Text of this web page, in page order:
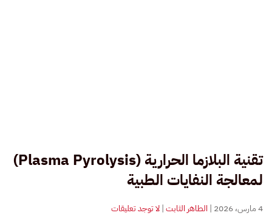
تقنية البلازما الحرارية (Plasma Pyrolysis)
لمعالجة النفايات الطبية
4 مارس، 2026 | الطاهر الثابت|لا توجد تعليقات